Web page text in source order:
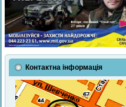
Контактна інформація